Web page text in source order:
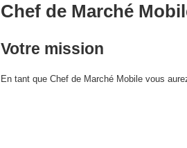
Chef de Marché
Votre mission
En tant que Chef de Marché Mobile vous